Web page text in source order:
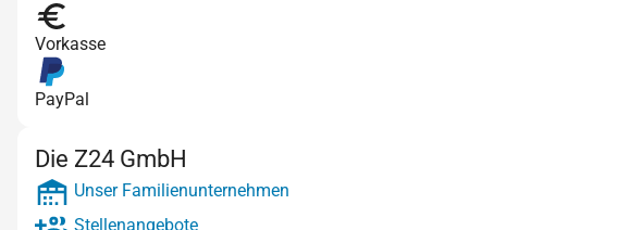
Vorkasse
PayPal
Die Z24 GmbH
Unser Familienunternehmen
Stellenangebote